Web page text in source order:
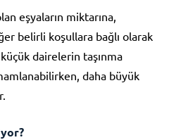
eşyaların miktarına,
belirli koşullara bağlı olarak
dairelerin taşınma
daha büyük